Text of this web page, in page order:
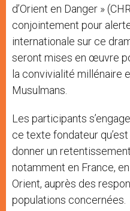
d’Orient en Danger »
conjointement pour
internationale sur ce
seront mises en œuvre
la convivialité millénaire
Musulmans.
Les participants
ce texte fondateur qu’est
donner un
notamment en France,
Orient, auprès des
populations concernées.